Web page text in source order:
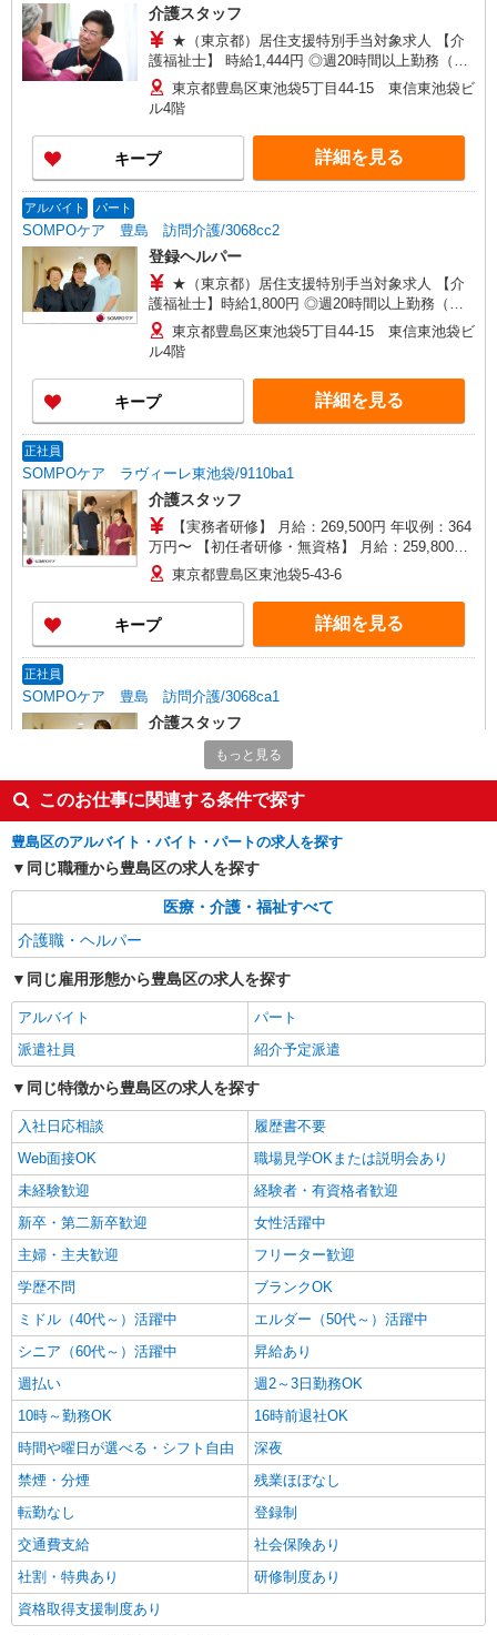
介護スタッフ
★（東京都）居住支援特別手当対象求人 【介
護福祉士】 時給1,444円 ◎週20時間以上勤務（社
保加入者）の場合は時給1,494円 【実務者研修・
初任者研修（ヘルパー1級・2級）】 時給1,364円
◎週20時間以上勤務（社保加入者）の場合は時給
1,414円 ※居住支援特別手当は勤続5年目までの方
はさらに時給＋50円（再入社者は除く） ◎夜勤勤
務の場合別途手当あり：4,000円/回
東京都豊島区東池袋5丁目44-15 東信東池袋ビ
ル4階
キープ 詳細を見る
アルバイト パート
SOMPOケア 豊島 訪問介護/3068cc2
登録ヘルパー
★（東京都）居住支援特別手当対象求人 【介
護福祉士】時給1,800円 ◎週20時間以上勤務（社
保加入者）の場合は時給1,850円 ＊早朝夜間（〜8
時、18時〜）：時給2,250円〜 ＊日曜祝日：時給
2,100円〜 【実務者研修・初任者研修（ヘルパー1
級・2級）】時給1,720円 ◎週20時間以上勤務（社
保加入者）の場合は時給1,770円 ＊早朝夜間（〜8
時、18時〜）：時給2,150円〜 ＊日曜祝日：時給
ンセル手当：職務時給の60％支給 ※居住支援特別
手当は勤続5年目までの方はさらに時給＋50円（再
入社者は除く）
東京都豊島区東池袋5丁目44-15 東信東池袋ビ
ル4階
キープ 詳細を見る
正社員
SOMPOケア ラヴィーレ東池袋/9110ba1
介護スタッフ
【実務者研修】 月給：269,500円 年収例：364
万円〜 【初任者研修・無資格】 月給：259,800円
年収例：351万円〜 ※職務手当、（東京都）居住
支援特別手当、働きがい向上手当、働きがい向上
手当、日祝手当（月平均2回分）、夜勤手当（月平
均5回分）等、毎月平均的に支払われる手当を含み
ます。 ※居住支援特別手当は勤続5年目までの方
本給2.08ヶ月分/年支給 ◎残業時は別途時間外手当
支給（超過1分〜）
東京都豊島区東池袋5-43-6
キープ 詳細を見る
正社員
SOMPOケア 豊島 訪問介護/3068ca1
介護スタッフ
【介護福祉士】 月給：272,300円 年収例：370
当、（東京都）居住支援特別手当、働きがい向上
手当、日祝手当（月平均2回分）等、毎月平均的に
支払われる手当を含みます。 ※居住支援特別手当
は勤続5年目までの方はさらに1万円支給（再入社
は除く） ◎賞与：基本給2.08ヶ月分/年支給 ◎残
業時は別途時間外手当支給（超過1分〜）
東京都豊島区東池袋5丁目44-15 東信東池袋ビ
ル4階
キープ
株式会社ブレイブ（マイナビグループ）/MD13
高齢者向け住宅、グループホームなど様々な勤
務先から選べます。
未経験：時給1600〜1800円（資格・経験によ
る） 経験者：時給1800〜2000円（資格・経験によ
払い/週払い/月払い対応も可能です。詳しくは面談
時にご相談ください。 ◆交通費：別途全額支給 ※
東京都豊島区 【最寄駅】 ◆各線「池袋駅」
◆JR山手線「目白駅」 ◆各線「巣鴨駅」 ★その
他、近隣に多数勤務地あります！
詳細を見る
職業紹介
株式会社kotrio /●SW-S-2109851
目白／シニア向け住宅STAFF◎介護施設の中
では負担少なめ♪
【正社員】月給240,000〜400,000円 ・基本
給：200,000円〜220,000円 ・資格手当：10,000〜
30,000円 ・役職手当：10,000〜70,000円 ・処遇改
善手当：20,000〜60,000円（勤続年数、保有資格
により変動） ・固定残業手当：20,000円（10時
間） ※固定残業時間を超過する場合には超過勤務
手当として別途支給 ・夜勤手当：10,000円/1回
（上記給与とは別に支給） 下記資格をお持ちの方
歓迎 ・認知症介護基礎研修 ・初任者研修 ・実務
者研修 ・介護福祉士 など
東京都豊島区
詳細を見る
派遣社員
株式会社kotrio /●SW-H1-2069601
池袋駅◆サ高住スタッフ◆穏やかな職場×週
3〜×残業なし
時給1650円〜2312円 ＜日払い有/週払い有/交
通費全支給(ガソリン代含む)＞
豊島区西池袋
キープ
もっと見る
このお仕事に関連する条件で探す
豊島区のアルバイト・バイト・パートの求人を探す
同じ職種から豊島区の求人を探す
医療・介護・福祉すべて
介護職・ヘルパー
同じ雇用形態から豊島区の求人を探す
アルバイト
パート
派遣社員
紹介予定派遣
同じ特徴から豊島区の求人を探す
入社日応相談
履歴書不要
Web面接OK
職場見学OKまたは説明会あり
未経験歓迎
経験者・有資格者歓迎
新卒・第二新卒歓迎
女性活躍中
主婦・主夫歓迎
フリーター歓迎
学歴不問
ブランクOK
ミドル（40代～）活躍中
エルダー（50代～）活躍中
シニア（60代～）活躍中
昇給あり
週払い
週2～3日勤務OK
10時～勤務OK
16時前退社OK
時間や曜日が選べる・シフト自由
深夜
禁煙・分煙
残業ほぼなし
転勤なし
登録制
交通費支給
社会保険あり
社割・特典あり
研修制度あり
資格取得支援制度あり